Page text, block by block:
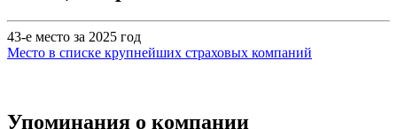
43-е место за 2025 год
Место в списке крупнейших страховых компаний
Упоминания о компании